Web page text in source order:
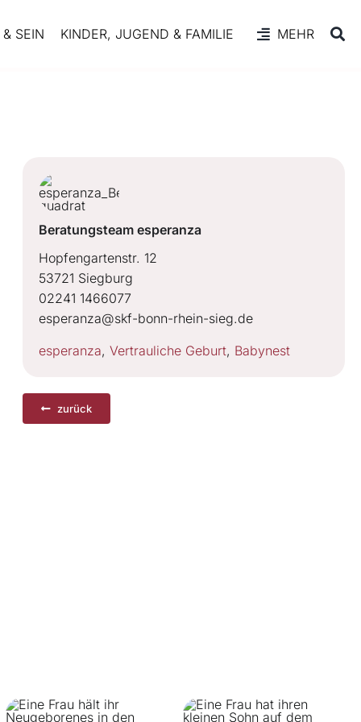
SEIN KINDER, JUGEND & FAMILIE MEHR
Beratungsteam esperanza
Hopfengartenstr. 12
53721 Siegburg
02241 1466077
esperanza@skf-bonn-rhein-sieg.de
esperanza,Vertrauliche Geburt, Babynest
zurück